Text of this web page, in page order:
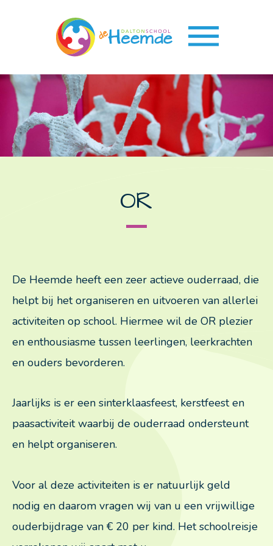
Over ons
Wie zijn wij
Onze school
Dalton onderwijs
Speerpunten
Team
Nieuws
Agenda
Ouders
Aanmelden leerling
MR
OR
OR
De Heemde heeft een zeer actieve ouderraad, die
helpt bij het organiseren en uitvoeren van allerlei
activiteiten op school. Hiermee wil de OR plezier
en enthousiasme tussen leerlingen, leerkrachten
en ouders bevorderen.
Jaarlijks is er een sinterklaasfeest, kerstfeest en
paasactiviteit waarbij de ouderraad ondersteunt
en helpt organiseren.
Voor al deze activiteiten is er natuurlijk geld
nodig en daarom vragen wij van u een vrijwillige
ouderbijdrage van € 20 per kind. Het schoolreisje